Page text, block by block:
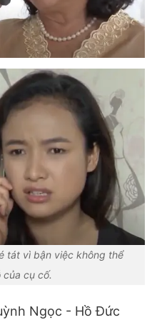
tát vì bận việc không thể
cụ cố.
Ngọc - Hồ Đức